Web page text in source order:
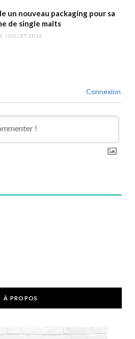
un nouveau packaging pour sa
de single malts
6 JUILLET 2026
Connexion
À PROPOS